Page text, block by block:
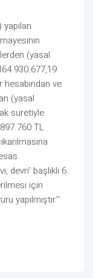
(yasal
ve
(yasal
suretiyle
TL
devri' başlıklı 6.
için
yapılmıştır.''